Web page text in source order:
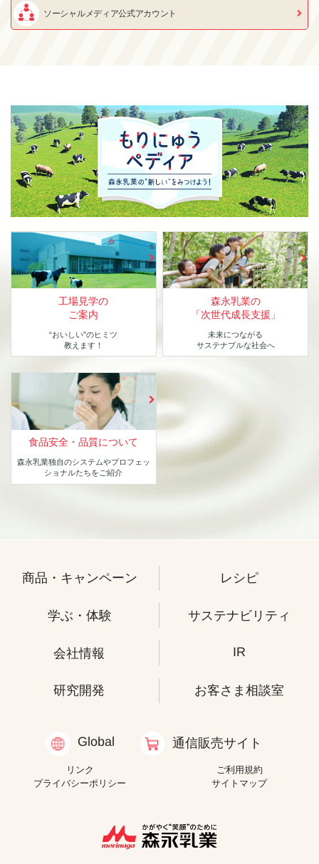
ソーシャルメディア公式アカウント
工場見学の
ご案内
“おいしい”のヒミツ
教えます！
森永乳業の
「次世代成長支援」
未来につながる
サステナブルな社会へ
食品安全・品質について
森永乳業独自のシステムやプロフェッ
ショナルたちをご紹介
商品・キャンペーン レシピ
学ぶ・体験 サステナビリティ
会社情報 IR
研究開発 お客さま相談室
Global 通信販売サイト
リンク
ご利用規約
プライバシーポリシー
サイトマップ